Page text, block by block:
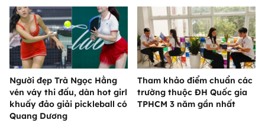
Người đẹp Trà Ngọc Hằng
vén váy thi đấu, dàn hot girl
khuấy đảo giải pickleball có
Quang Dương
Tham khảo điểm chuẩn các
trường thuộc ĐH Quốc gia
TPHCM 3 năm gần nhất